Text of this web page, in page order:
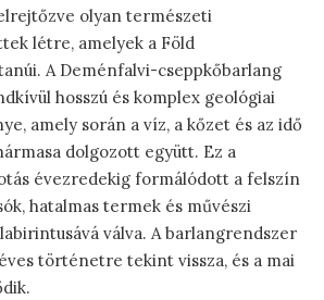
olyan természeti
létre, amelyek a Föld
A Deménfalvi-cseppkőbarlang
hosszú és komplex geológiai
amely során a víz, a kőzet és az idő
dolgozott együtt. Ez a
évezredekig formálódott a felszín
hatalmas termek és művészi
válva. A barlangrendszer
történetre tekint vissza, és a mai